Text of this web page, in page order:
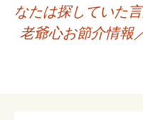
なたは探していた
老爺心お節介情報